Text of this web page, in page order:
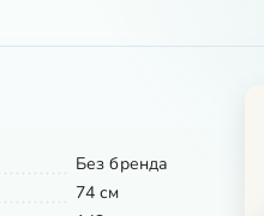
Без бренда
74 см